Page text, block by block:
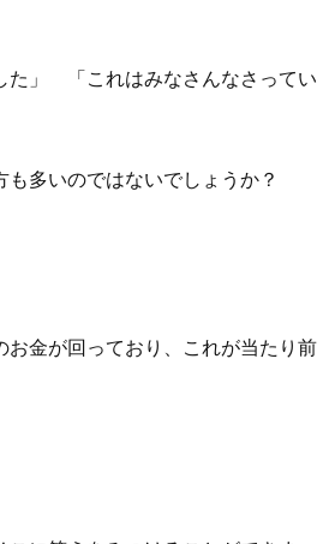
」 「これはみなさんなさってい
多いのではないでしょうか？
金が回っており、これが当たり前